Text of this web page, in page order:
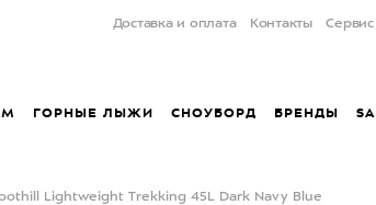
Доставка и оплата Контакты Сервис
ГОРНЫЕ ЛЫЖИ СНОУБОРД БРЕНДЫ
Lightweight Trekking 45L Dark Navy Blue